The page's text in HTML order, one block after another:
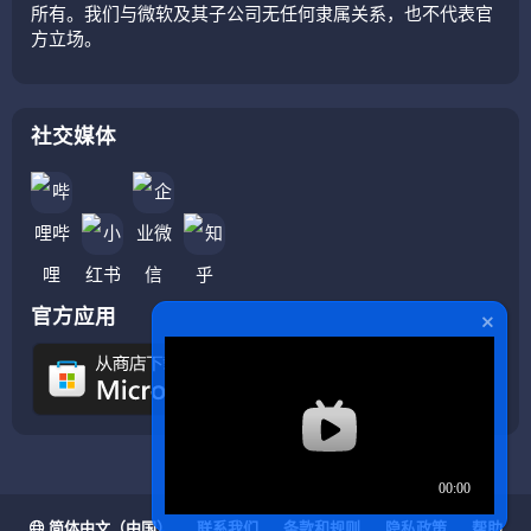
所有。我们与微软及其子公司无任何隶属关系，也不代表官
方立场。
社交媒体
官方应用